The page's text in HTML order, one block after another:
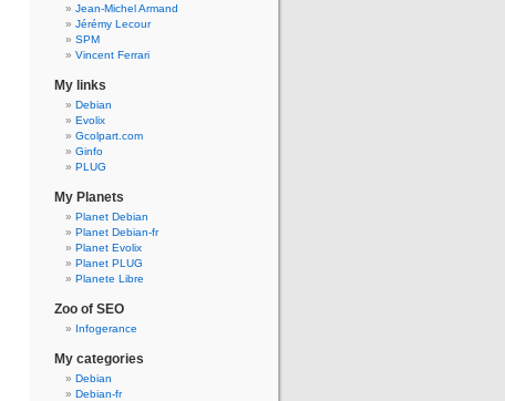
Jean-Michel Armand
Jérémy Lecour
SPM
Vincent Ferrari
My links
Debian
Evolix
Gcolpart.com
Ginfo
PLUG
My Planets
Planet Debian
Planet Debian-fr
Planet Evolix
Planet PLUG
Planete Libre
Zoo of SEO
Infogerance
My categories
Debian
Debian-fr